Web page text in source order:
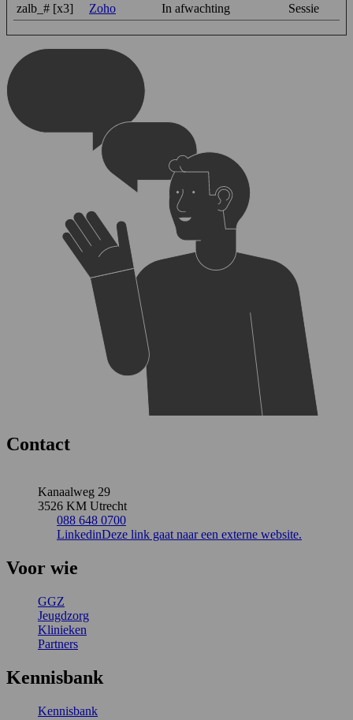
zalb_# [x3] Zoho In afwachting Sessie
Contact
Kanaalweg 29
3526 KM Utrecht
088 648 0700
LinkedinDeze link gaat naar een externe website.
Voor wie
GGZ
Jeugdzorg
Klinieken
Partners
Kennisbank
Kennisbank